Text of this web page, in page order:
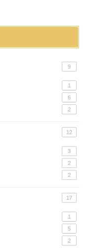
9
1
6
2
12
3
2
2
17
1
5
2